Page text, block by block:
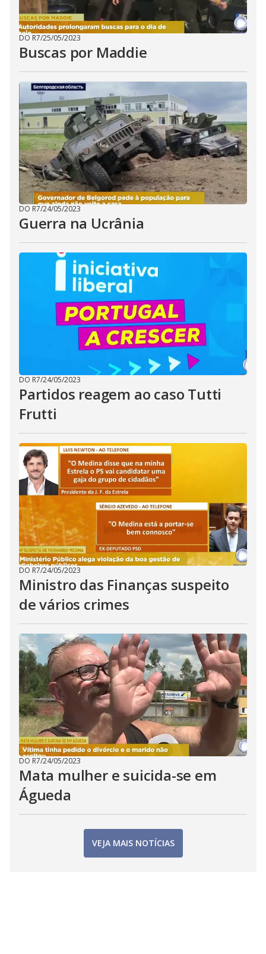
DO R7/25/05/2023
Buscas por Maddie
DO R7/24/05/2023
Guerra na Ucrânia
DO R7/24/05/2023
Partidos reagem ao caso Tutti
Frutti
DO R7/24/05/2023
Ministro das Finanças suspeito
de vários crimes
DO R7/24/05/2023
Mata mulher e suicida-se em
Águeda
VEJA MAIS NOTÍCIAS